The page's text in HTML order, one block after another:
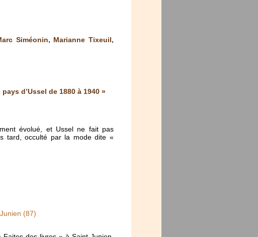
Siméonin, Marianne Tixeuil,
d’Ussel de 1880 à 1940 »
évolué, et Ussel ne fait pas
tard, occulté par la mode dite «
(87)